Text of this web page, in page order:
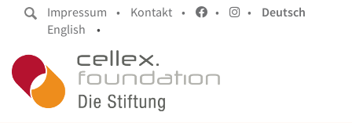
Impressum • Kontakt • • •
Deutsch
English
•